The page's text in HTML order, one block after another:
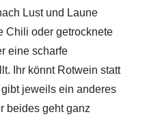
Lust und Laune
Chili oder getrocknete
eine scharfe
Ihr könnt Rotwein statt
jeweils ein anderes
beides geht ganz